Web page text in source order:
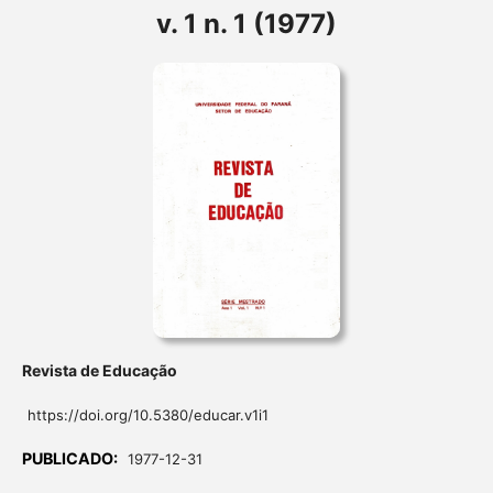
v. 1 n. 1 (1977)
Revista de Educação
https://doi.org/10.5380/educar.v1i1
PUBLICADO: 1977-12-31